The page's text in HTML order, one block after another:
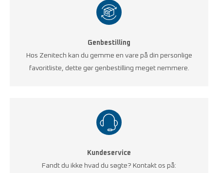
Genbestilling
Hos Zenitech kan du gemme en vare på din personlige
favoritliste, dette gør genbestilling meget nemmere.
Kundeservice
Fandt du ikke hvad du søgte? Kontakt os på: